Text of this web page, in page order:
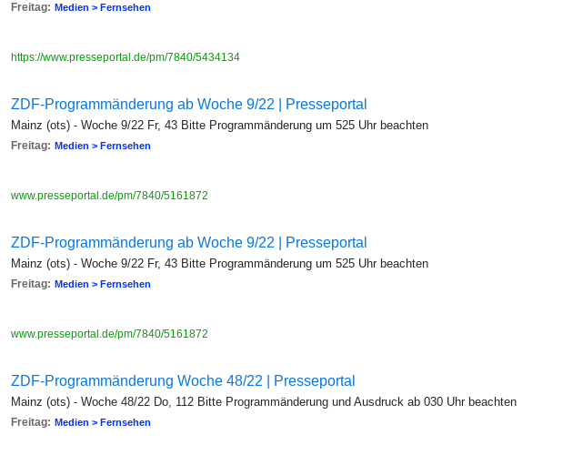
Freitag: Medien > Fernsehen
https://www.presseportal.de/pm/7840/5434134
ZDF-Programmänderung ab Woche 9/22 | Presseportal
Mainz (ots) - Woche 9/22 Fr, 43 Bitte Programmänderung um 525 Uhr beachten
Freitag: Medien > Fernsehen
www.presseportal.de/pm/7840/5161872
ZDF-Programmänderung ab Woche 9/22 | Presseportal
Mainz (ots) - Woche 9/22 Fr, 43 Bitte Programmänderung um 525 Uhr beachten
Freitag: Medien > Fernsehen
www.presseportal.de/pm/7840/5161872
ZDF-Programmänderung Woche 48/22 | Presseportal
Mainz (ots) - Woche 48/22 Do, 112 Bitte Programmänderung und Ausdruck ab 030 Uhr beachten
Freitag: Medien > Fernsehen